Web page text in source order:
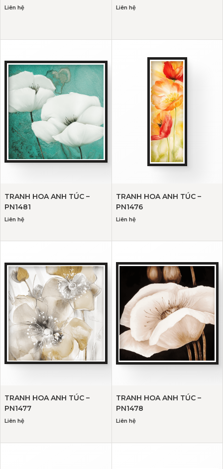
Liên hệ Liên hệ
TRANH HOA ANH TÚC –
PN1481
Liên hệ
TRANH HOA ANH TÚC –
PN1476
Liên hệ
TRANH HOA ANH TÚC –
PN1477
Liên hệ
TRANH HOA ANH TÚC –
PN1478
Liên hệ